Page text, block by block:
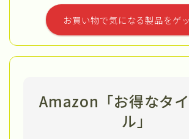
お買い物で気になる製品をゲ
Amazon「お得なタ
ル」